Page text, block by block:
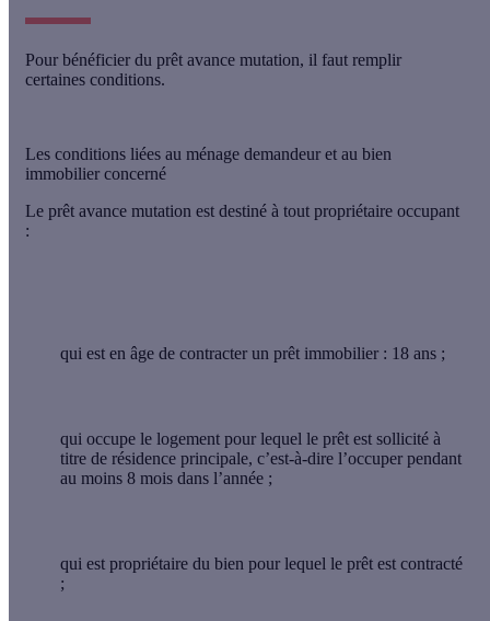
Pour bénéficier du prêt avance mutation, il faut remplir
certaines conditions.
Les conditions liées au ménage demandeur et au bien
immobilier concerné
Le prêt avance mutation est destiné à tout propriétaire occupant
:
qui est en âge de contracter un prêt immobilier : 18 ans ;
qui occupe le logement pour lequel le prêt est sollicité à
titre de résidence principale, c’est-à-dire l’occuper pendant
au moins 8 mois dans l’année ;
qui est propriétaire du bien pour lequel le prêt est contracté
;